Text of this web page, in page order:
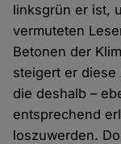
linksgrün er ist,
vermuteten
Betonen der
steigert er diese
die deshalb –
entsprechend
loszuwerden.